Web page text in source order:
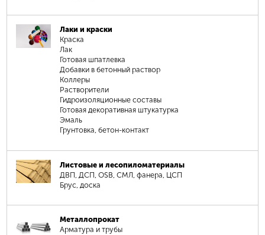
Лаки и краски
Краска
Лак
Готовая шпатлевка
Добавки в бетонный раствор
Коллеры
Растворители
Гидроизоляционные составы
Готовая декоративная штукатурка
Эмаль
Грунтовка, бетон-контакт
Листовые и лесопиломатериалы
ДВП, ДСП, OSB, СМЛ, фанера, ЦСП
Брус, доска
Металлопрокат
Арматура и трубы